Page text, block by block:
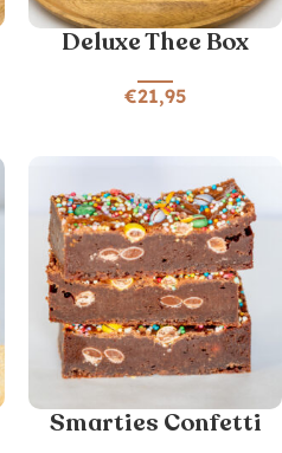
Deluxe Thee Box
€21,95
Smarties Confetti